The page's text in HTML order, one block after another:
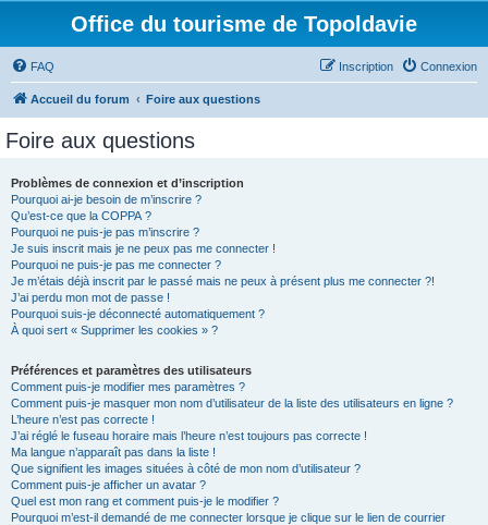
Office du tourisme de Topoldavie
FAQ Connexion
Inscription
Accueil du forum Foire aux questions
Foire aux questions
Problèmes de connexion et d’inscription
Pourquoi ai-je besoin de m’inscrire ?
Qu’est-ce que la COPPA ?
Pourquoi ne puis-je pas m’inscrire ?
Je suis inscrit mais je ne peux pas me connecter !
Pourquoi ne puis-je pas me connecter ?
Je m’étais déjà inscrit par le passé mais ne peux à présent plus me connecter ?!
J’ai perdu mon mot de passe !
Pourquoi suis-je déconnecté automatiquement ?
À quoi sert « Supprimer les cookies » ?
Préférences et paramètres des utilisateurs
Comment puis-je modifier mes paramètres ?
Comment puis-je masquer mon nom d’utilisateur de la liste des utilisateurs en ligne ?
L’heure n’est pas correcte !
J’ai réglé le fuseau horaire mais l’heure n’est toujours pas correcte !
Ma langue n’apparaît pas dans la liste !
Que signifient les images situées à côté de mon nom d’utilisateur ?
Comment puis-je afficher un avatar ?
Quel est mon rang et comment puis-je le modifier ?
Pourquoi m’est-il demandé de me connecter lorsque je clique sur le lien de courrier